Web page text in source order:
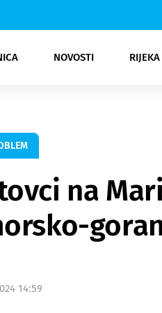
NOVOSTI
Rijeka Opatija
NK
Moda
Kultura
na
14:59